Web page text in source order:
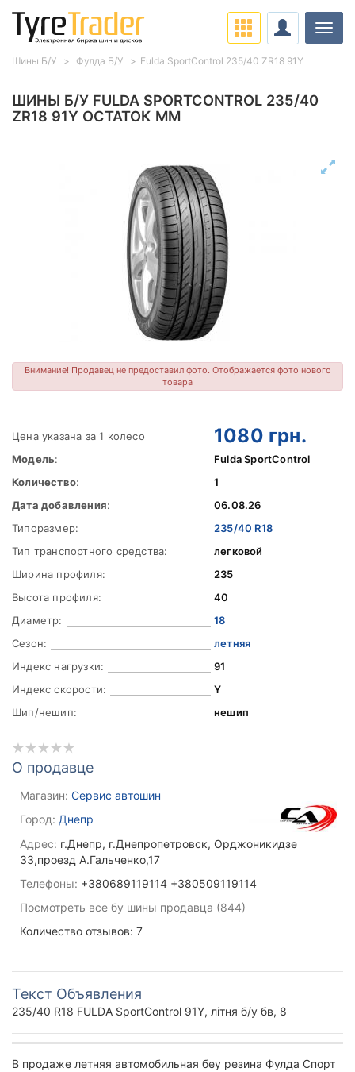
ШИНЫ Б/У FULDA SPORTCONTROL 235/40
ZR18 91Y ОСТАТОК ММ
Внимание! Продавец не предоставил фото. Отображается фото нового
товара
Цена указана за 1 колесо 1080 грн.
Модель:
Fulda SportControl
Количество:
1
Дата добавления:
06.08.26
Типоразмер:
235/40 R18
Тип транспортного средства:
легковой
Ширина профиля:
235
Высота профиля:
40
Диаметр:
18
Сезон:
летняя
Индекс нагрузки:
91
Индекс скорости:
Y
Шип/нешип:
нешип
О продавце
Магазин: Сервис автошин
Город: Днепр
Адрес: г.Днепр, г.Днепропетровск, Орджоникидзе
33,проезд А.Гальченко,17
Телефоны: +380689119114 +380509119114
Посмотреть все бу шины продавца (844)
Количество отзывов: 7
Текст Объявления
235/40 R18 FULDA SportControl 91Y, літня б/у бв, 8
В продаже летняя автомобильная беу резина Фулда Спорт
Шины Б/У Фулда Б/У Fulda SportControl 235/40 ZR18 91Y